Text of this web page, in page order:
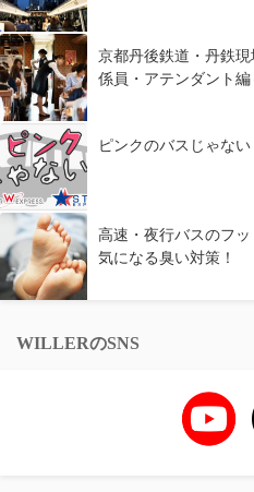
京都丹後鉄道・丹鉄
係員・アテンダント編
ピンクのバスじゃな
高速・夜行バスのフッ
気になる臭い対策！
WILLERのSNS